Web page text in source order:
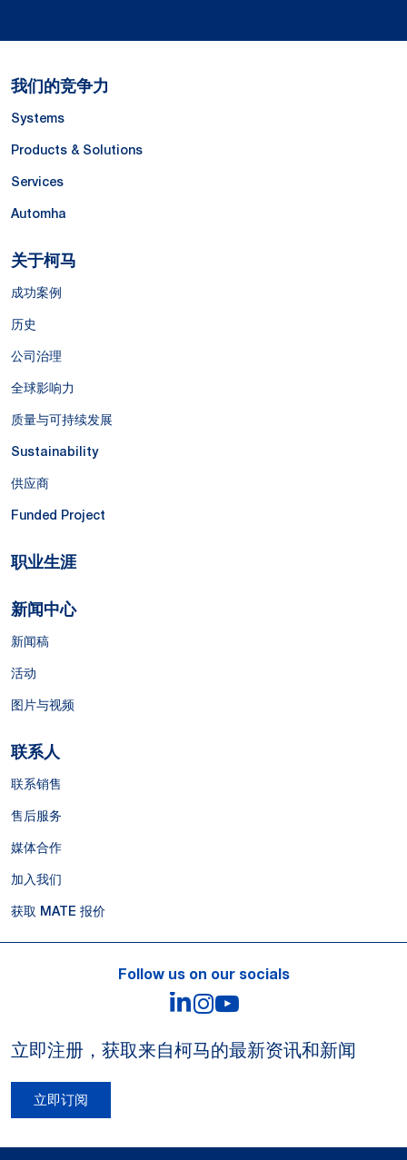
我们的竞争力
Systems
Products & Solutions
Services
Automha
关于柯马
成功案例
历史
公司治理
全球影响力
质量与可持续发展
Sustainability
供应商
Funded Project
职业生涯
新闻中心
新闻稿
活动
图片与视频
联系人
联系销售
售后服务
媒体合作
加入我们
获取 MATE 报价
Follow us on our socials
LinkedIn
Instagram
立即注册，获取来自柯马的最新资讯和新闻
立即订阅